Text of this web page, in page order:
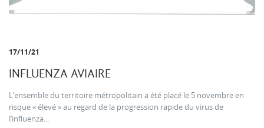
17/11/21
INFLUENZA AVIAIRE
L’ensemble du territoire métropolitain a été placé le 5 novembre en
risque « élevé » au regard de la progression rapide du virus de
l’influenza...